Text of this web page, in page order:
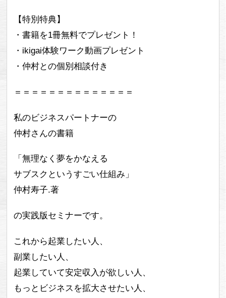
【特別特典】
・書籍を1冊無料でプレゼント！
・ikigai体験ワーク動画プレゼント
・仲村との個別相談付き
＝＝＝＝＝＝＝＝＝＝＝＝＝＝
私のビジネスパートナーの
仲村さんの書籍
「無理なく夢をかなえる
サブスクというすごい仕組み」
仲村寿子.著
の実践版セミナーです。
これから起業したい人、
副業したい人、
起業していて安定収入が欲しい人、
もっとビジネスを拡大させたい人、